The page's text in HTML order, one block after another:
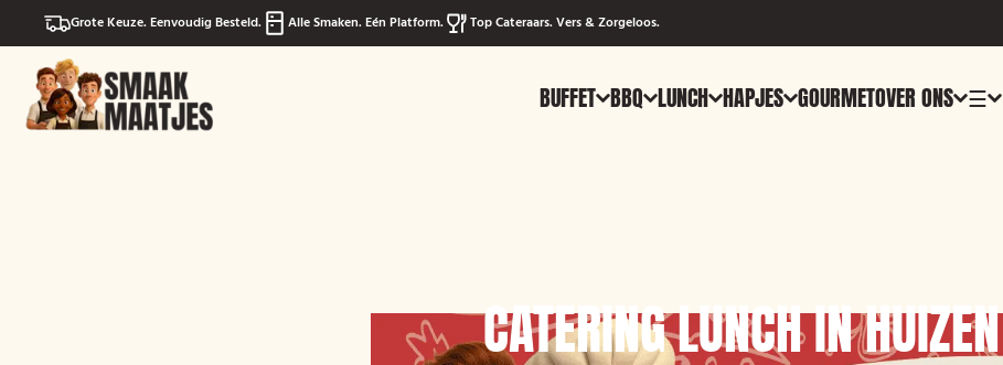
Grote Keuze. Eenvoudig Besteld. Alle Smaken. Eén Platform. Top Cateraars. Vers & Zorgeloos.
BUFFET BBQ LUNCH HAPJES GOURMETOVER ONS ☰
CATERING LUNCH IN HUIZEN